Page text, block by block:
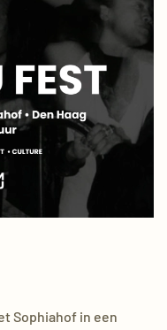
Sophiahof in een